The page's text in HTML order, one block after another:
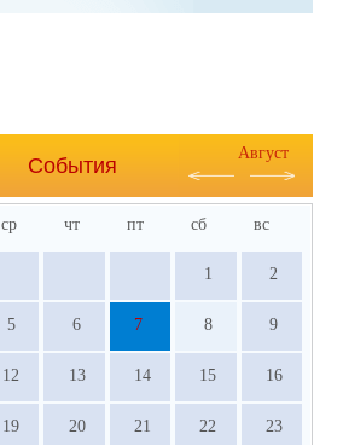
События
Август
ср чт пт сб вс
1 2
5 6 7 8 9
12 13 14 15 16
19 20 21 22 23